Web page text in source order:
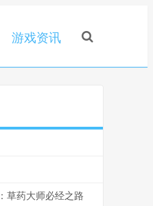
游戏资讯
草药大师必经之路